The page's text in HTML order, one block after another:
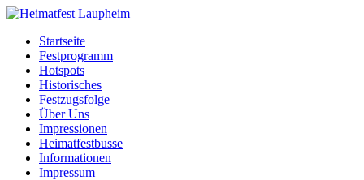
Startseite
Festprogramm
Hotspots
Historisches
Festzugsfolge
Über Uns
Impressionen
Heimatfestbusse
Informationen
Impressum